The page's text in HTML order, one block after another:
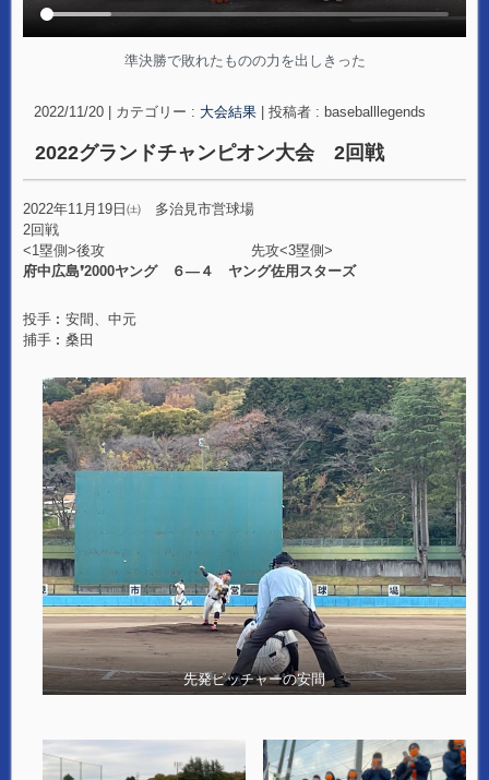
準決勝で敗れたものの力を出しきった
2022/11/20 カテゴリー : 大会結果 投稿者 : baseballlegends
2022グランドチャンピオン大会 2回戦
2022年11月19日㈯ 多治見市営球場
2回戦
<1塁側>後攻 先攻<3塁側>
府中広島❜2000ヤング ６―４ ヤング佐用スターズ
投手︰安間、中元
捕手︰桑田
先発ピッチャーの安間